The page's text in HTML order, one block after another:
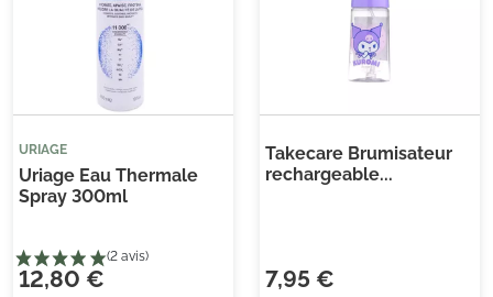
URIAGE
Uriage Eau Thermale
Spray 300ml
12,80 €
Takecare Brumisateur
rechargeable...
7,95 €